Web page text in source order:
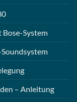
System
– Anleitung